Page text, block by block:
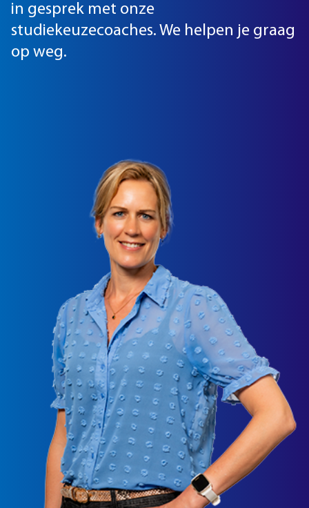
in gesprek met onze
studiekeuzecoaches. We helpen je graag
op weg.